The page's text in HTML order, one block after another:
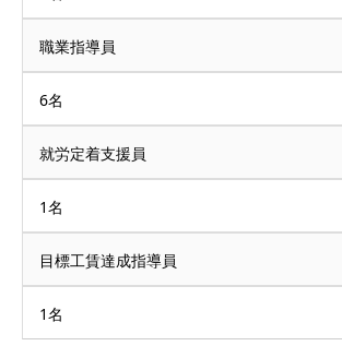
職業指導員
6名
就労定着支援員
1名
目標工賃達成指導員
1名